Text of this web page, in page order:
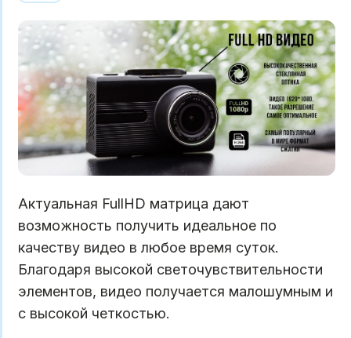
Актуальная FullHD матрица дают
возможность получить идеальное по
качеству видео в любое время суток.
Благодаря высокой светочувствительности
элементов, видео получается малошумным и
с высокой четкостью.